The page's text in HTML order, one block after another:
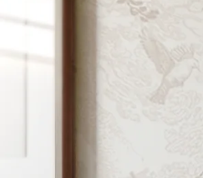
4,5 (basado en +15.000
Nuestros regalos inspiran. Los clientes
Tarjeta de felicitación gratuita
Crea algo único en pocos pasos –